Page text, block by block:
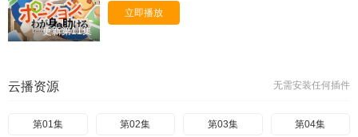
更新第11集
立即播放
无需安装任何插件
云播资源
第01集 第02集 第03集 第04集